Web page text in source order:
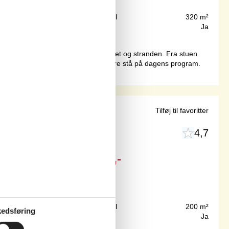
Grundareal
320 m²
Ja
panoramaudsigt, lige ved havet og stranden. Fra stuen
naturen.Her kan bade- og fisketure stå på dagens program.
4,7
2.946,-
Grundareal
200 m²
Ja
Tilføj til favoritter